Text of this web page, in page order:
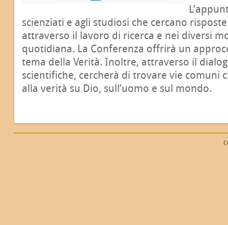
scienziati e agli studiosi che cercano
attraverso il lavoro di ricerca e nei diversi
quotidiana. La Conferenza offrirà un
tema della Verità. Inoltre, attraverso il
scientifiche, cercherà di trovare vie comuni
alla verità su Dio, sull’uomo e sul mondo.